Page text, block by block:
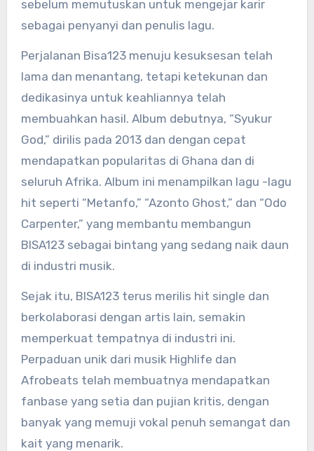
sebelum memutuskan untuk mengejar karir
sebagai penyanyi dan penulis lagu.
Perjalanan Bisa123 menuju kesuksesan telah
lama dan menantang, tetapi ketekunan dan
dedikasinya untuk keahliannya telah
membuahkan hasil. Album debutnya, “Syukur
God,” dirilis pada 2013 dan dengan cepat
mendapatkan popularitas di Ghana dan di
seluruh Afrika. Album ini menampilkan lagu -lagu
hit seperti “Metanfo,” “Azonto Ghost,” dan “Odo
Carpenter,” yang membantu membangun
BISA123 sebagai bintang yang sedang naik daun
di industri musik.
Sejak itu, BISA123 terus merilis hit single dan
berkolaborasi dengan artis lain, semakin
memperkuat tempatnya di industri ini.
Perpaduan unik dari musik Highlife dan
Afrobeats telah membuatnya mendapatkan
fanbase yang setia dan pujian kritis, dengan
banyak yang memuji vokal penuh semangat dan
kait yang menarik.